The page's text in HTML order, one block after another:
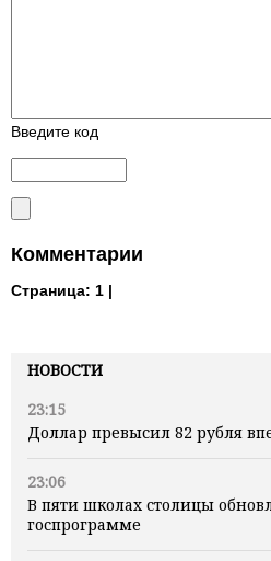
НОВОСТИ
23:15
Доллар превысил 82 рубля
23:06
В пяти школах столицы
госпрограмме
Введите код
Комментарии
Страница: 1 |